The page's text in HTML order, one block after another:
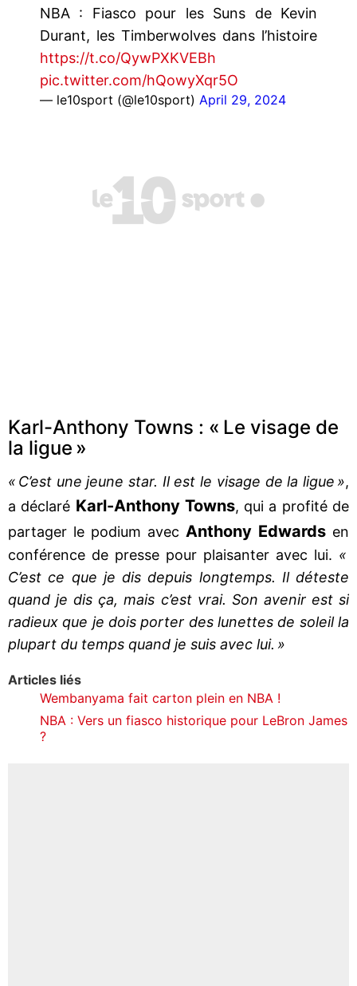
NBA : Fiasco pour les Suns de Kevin
Durant, les Timberwolves dans l’histoire
https://t.co/QywPXKVEBh
pic.twitter.com/hQowyXqr5O
— le10sport (@le10sport) April 29, 2024
Karl-Anthony Towns : « Le visage de
la ligue »
« C’est une jeune star. Il est le visage de la ligue »,
a déclaré Karl-Anthony Towns, qui a profité de
partager le podium avec Anthony Edwards en
conférence de presse pour plaisanter avec lui. «
C’est ce que je dis depuis longtemps. Il déteste
quand je dis ça, mais c’est vrai. Son avenir est si
radieux que je dois porter des lunettes de soleil la
plupart du temps quand je suis avec lui. »
Articles liés
Wembanyama fait carton plein en NBA !
NBA : Vers un fiasco historique pour LeBron James
?